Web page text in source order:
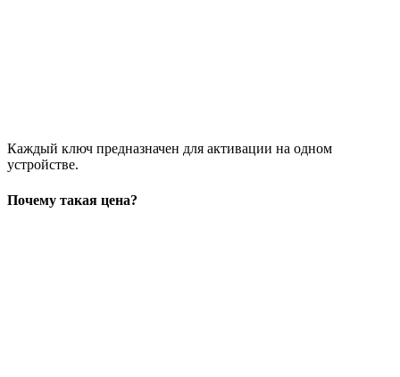
Каждый ключ предназначен для активации на одном
устройстве.
Почему такая цена?